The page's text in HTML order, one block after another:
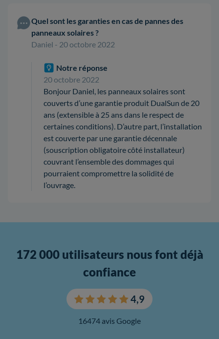
Quel sont les garanties en cas de pannes des
panneaux solaires ?
Daniel - 20 octobre 2022
Notre réponse
20 octobre 2022
Bonjour Daniel, les panneaux solaires sont
couverts d’une garantie produit DualSun de 20
ans (extensible à 25 ans dans le respect de
certaines conditions). D’autre part, l’installation
est couverte par une garantie décennale
(souscription obligatoire côté installateur)
couvrant l’ensemble des dommages qui
pourraient compromettre la solidité de
l’ouvrage.
172 000 utilisateurs nous font déjà
confiance
4,9
16474 avis Google